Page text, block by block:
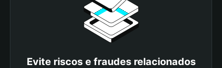
Evite riscos e fraudes relacionados